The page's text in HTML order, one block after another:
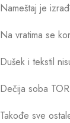
Nameštaj je
Na vratima se
Dušek i tekstil
Dečija soba
Takođe sve